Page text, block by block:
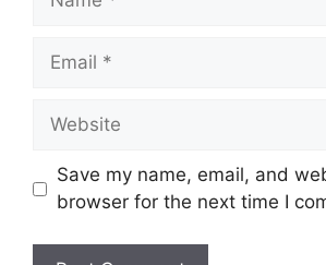
Email
Website
Save my name, email, and
browser for the next time I